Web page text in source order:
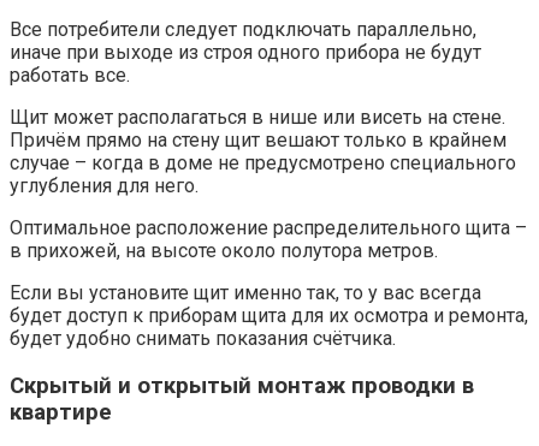
Все потребители следует подключать параллельно,
иначе при выходе из строя одного прибора не будут
работать все.
Щит может располагаться в нише или висеть на стене.
Причём прямо на стену щит вешают только в крайнем
случае – когда в доме не предусмотрено специального
углубления для него.
Оптимальное расположение распределительного щита –
в прихожей, на высоте около полутора метров.
Если вы установите щит именно так, то у вас всегда
будет доступ к приборам щита для их осмотра и ремонта,
будет удобно снимать показания счётчика.
Скрытый и открытый монтаж проводки в
квартире